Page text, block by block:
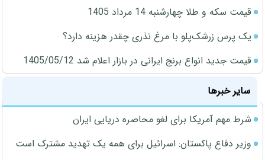
قیمت سکه و طلا چهارشنبه 14 مرداد 1405
یک پرس زرشک‌پلو با مرغ نذری چقدر هزینه دارد؟
قیمت جدید انواع برنج ایرانی در بازار اعلام شد 1405/05/12
سایر خبرها
شرط مهم آمریکا برای لغو محاصره دریایی ایران
وزیر دفاع پاکستان: اسرائیل برای همه یک تهدید مشترک است